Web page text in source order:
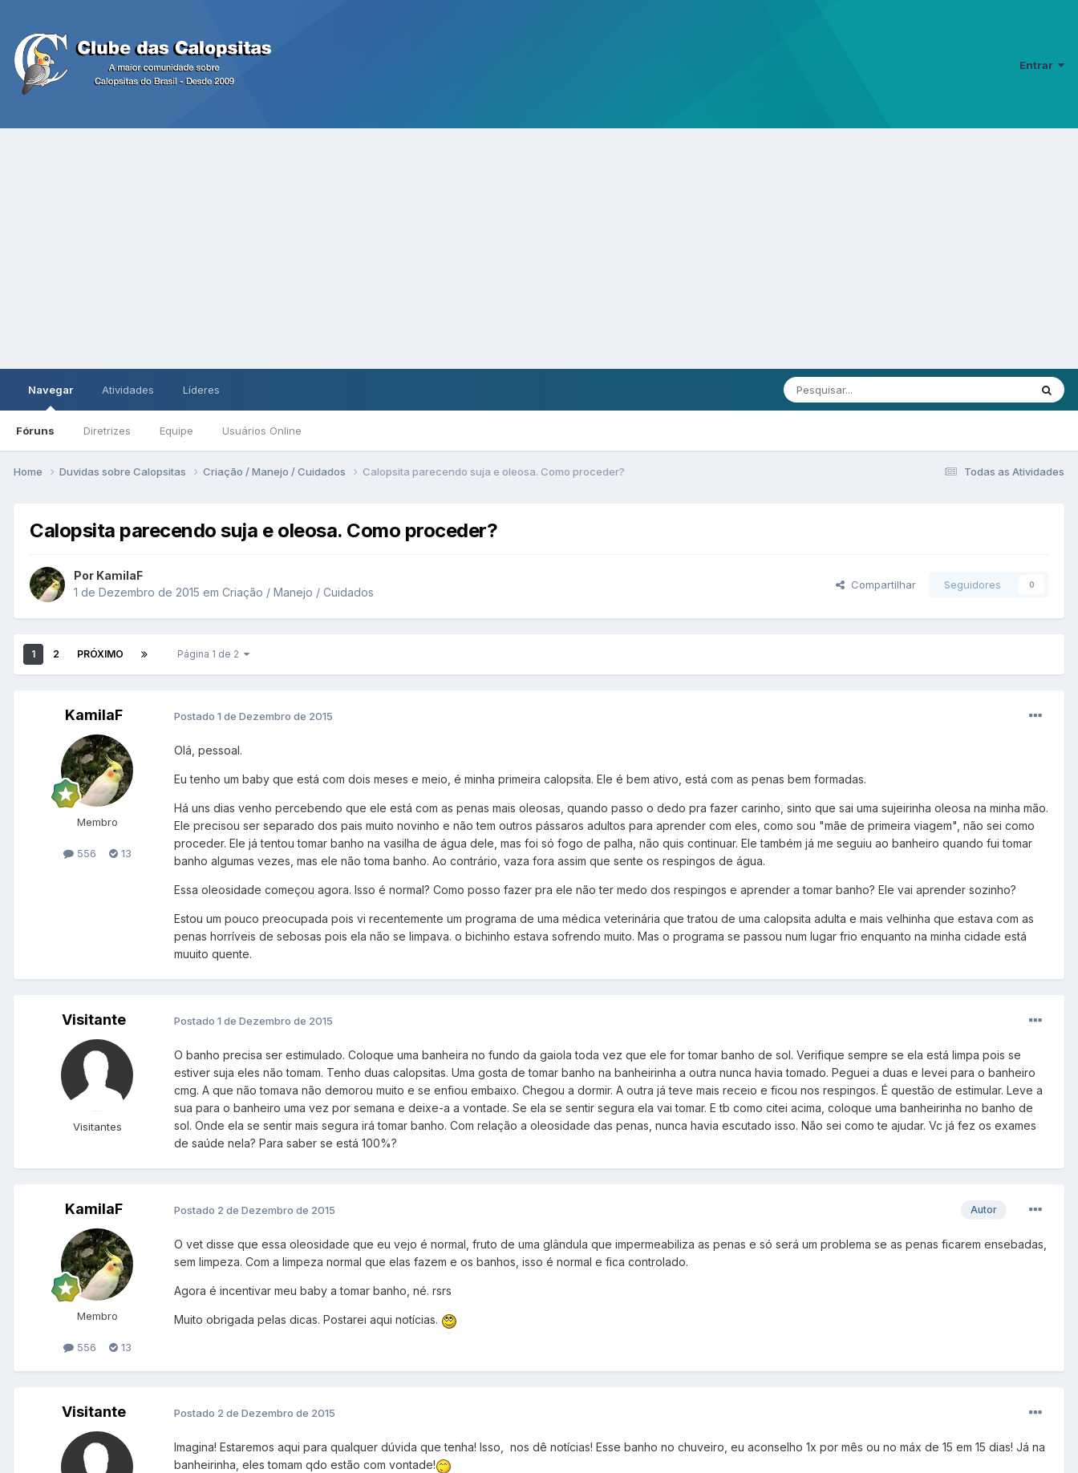
Entrar
Navegar
Fóruns Diretrizes Equipe Usuários Online
Atividades Líderes
Todas as Atividades
Home Duvidas sobre Calopsitas Criação / Manejo / Cuidados Calopsita parecendo suja e oleosa. Como proceder?
Calopsita parecendo suja e oleosa. Como proceder?
Por KamilaF
1 de Dezembro de 2015 em Criação / Manejo / Cuidados
Compartilhar Seguidores 0
1 2 PRÓXIMO Página 1 de 2
KamilaF
Membro
556 13
Postado 1 de Dezembro de 2015
Olá, pessoal.
Eu tenho um baby que está com dois meses e meio, é minha primeira calopsita. Ele é bem ativo, está com as penas bem formadas.
Há uns dias venho percebendo que ele está com as penas mais oleosas, quando passo o dedo pra fazer carinho, sinto que sai uma sujeirinha oleosa na minha mão.
Ele precisou ser separado dos pais muito novinho e não tem outros pássaros adultos para aprender com eles, como sou "mãe de primeira viagem", não sei como
proceder. Ele já tentou tomar banho na vasilha de água dele, mas foi só fogo de palha, não quis continuar. Ele também já me seguiu ao banheiro quando fui tomar
banho algumas vezes, mas ele não toma banho. Ao contrário, vaza fora assim que sente os respingos de água.
Essa oleosidade começou agora. Isso é normal? Como posso fazer pra ele não ter medo dos respingos e aprender a tomar banho? Ele vai aprender sozinho?
Estou um pouco preocupada pois vi recentemente um programa de uma médica veterinária que tratou de uma calopsita adulta e mais velhinha que estava com as
penas horríveis de sebosas pois ela não se limpava. o bichinho estava sofrendo muito. Mas o programa se passou num lugar frio enquanto na minha cidade está
muuito quente.
Visitante
Visitantes
Postado 1 de Dezembro de 2015
O banho precisa ser estimulado. Coloque uma banheira no fundo da gaiola toda vez que ele for tomar banho de sol. Verifique sempre se ela está limpa pois se
estiver suja eles não tomam. Tenho duas calopsitas. Uma gosta de tomar banho na banheirinha a outra nunca havia tomado. Peguei a duas e levei para o banheiro
cmg. A que não tomava não demorou muito e se enfiou embaixo. Chegou a dormir. A outra já teve mais receio e ficou nos respingos. É questão de estimular. Leve a
sua para o banheiro uma vez por semana e deixe-a a vontade. Se ela se sentir segura ela vai tomar. E tb como citei acima, coloque uma banheirinha no banho de
sol. Onde ela se sentir mais segura irá tomar banho. Com relação a oleosidade das penas, nunca havia escutado isso. Não sei como te ajudar. Vc já fez os exames
de saúde nela? Para saber se está 100%?
KamilaF
Membro
556 13
Autor
Postado 2 de Dezembro de 2015
O vet disse que essa oleosidade que eu vejo é normal, fruto de uma glândula que impermeabiliza as penas e só será um problema se as penas ficarem ensebadas,
sem limpeza. Com a limpeza normal que elas fazem e os banhos, isso é normal e fica controlado.
Agora é incentivar meu baby a tomar banho, né. rsrs
Muito obrigada pelas dicas. Postarei aqui notícias.
Visitante Postado 2 de Dezembro de 2015
Imagina! Estaremos aqui para qualquer dúvida que tenha! Isso, nos dê notícias! Esse banho no chuveiro, eu aconselho 1x por mês ou no máx de 15 em 15 dias! Já na
banheirinha, eles tomam qdo estão com vontade!